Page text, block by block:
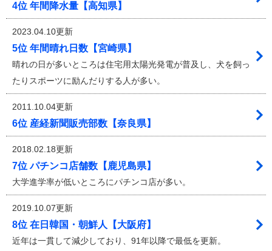
4位 年間降水量【高知県】
2023.04.10更新
5位 年間晴れ日数【宮崎県】
晴れの日が多いところは住宅用太陽光発電が普及し、犬を飼っ
たりスポーツに励んだりする人が多い。
2011.10.04更新
6位 産経新聞販売部数【奈良県】
2018.02.18更新
7位 パチンコ店舗数【鹿児島県】
大学進学率が低いところにパチンコ店が多い。
2019.10.07更新
8位 在日韓国・朝鮮人【大阪府】
近年は一貫して減少しており、91年以降で最低を更新。